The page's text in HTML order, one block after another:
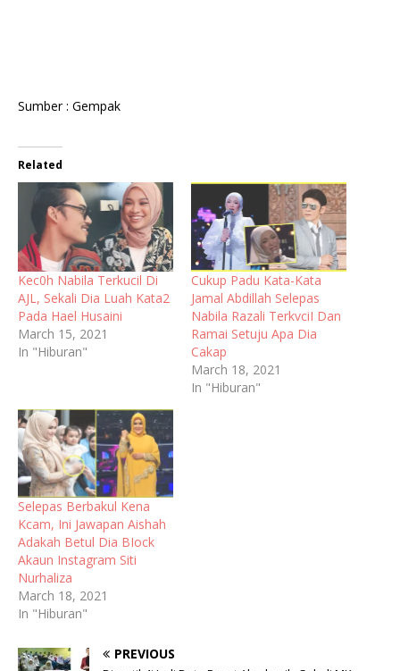
Sumber : Gempak
Related
Kec0h Nabila Terkucil Di
AJL, Sekali Dia Luah Kata2
Pada Hael Husaini
March 15, 2021
In "Hiburan"
Cukup Padu Kata-Kata
Jamal Abdillah Selepas
Nabila Razali TerkvciI Dan
Ramai Setuju Apa Dia
Cakap
March 18, 2021
In "Hiburan"
Selepas Berbakul Kena
Kcam, Ini Jawapan Aishah
Adakah Betul Dia BIock
Akaun Instagram Siti
Nurhaliza
March 18, 2021
In "Hiburan"
PREVIOUS